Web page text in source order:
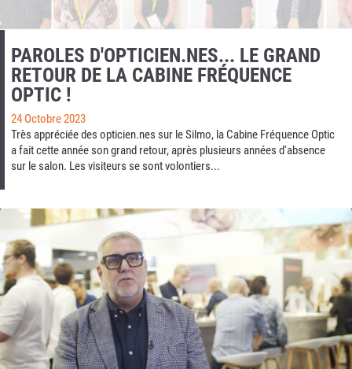
PAROLES D'OPTICIEN.NES... LE GRAND
RETOUR DE LA CABINE FRÉQUENCE
OPTIC !
24 Octobre 2023
Très appréciée des opticien.nes sur le Silmo, la Cabine Fréquence Optic
a fait cette année son grand retour, après plusieurs années d'absence
sur le salon. Les visiteurs se sont volontiers...